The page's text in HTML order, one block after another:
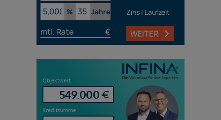
%
Jahre Zins | Laufzeit
mtl. Rate € WEITER